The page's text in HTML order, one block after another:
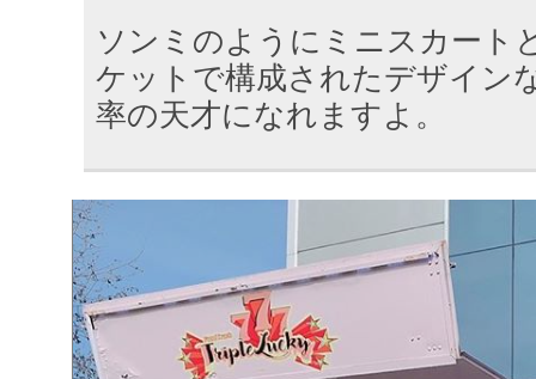
ソンミのようにミニスカート
ケットで構成されたデザイン
率の天才になれますよ。